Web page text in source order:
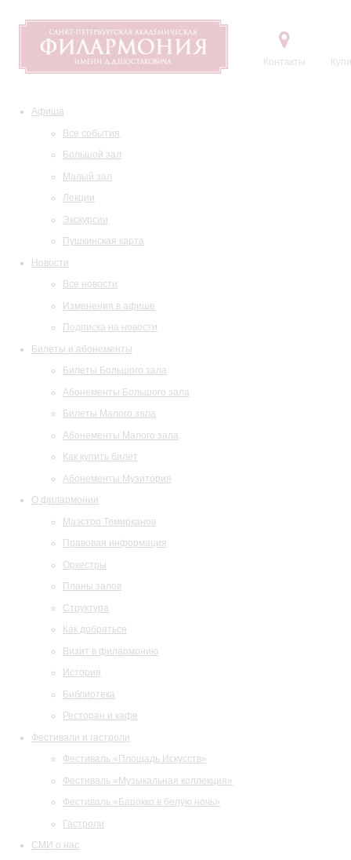
Контакты
Афиша
Все события
Большой зал
Малый зал
Лекции
Экскурсии
Пушкинская карта
Новости
Все новости
Изменения в афише
Подписка на новости
Билеты и абонементы
Билеты Большого зала
Абонементы Большого зала
Билеты Малого зала
Абонементы Малого зала
Как купить билет
Абонементы Музитория
О филармонии
Маэстро Темирканов
Правовая информация
Оркестры
Планы залов
Структура
Как добраться
Визит в филармонию
История
Библиотека
Ресторан и кафе
Фестивали и гастроли
Фестиваль «Площадь Искусств»
Фестиваль «Музыкальная коллекция»
Фестиваль «Барокко в белую ночь»
Гастроли
СМИ о нас